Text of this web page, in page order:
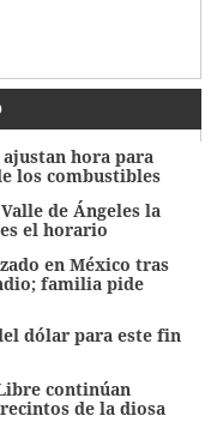
ajustan hora para
los combustibles
de Ángeles la
el horario
en México tras
familia pide
dólar para este fin
continúan
de la diosa